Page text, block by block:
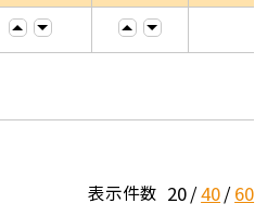
表示件数 20 40 60